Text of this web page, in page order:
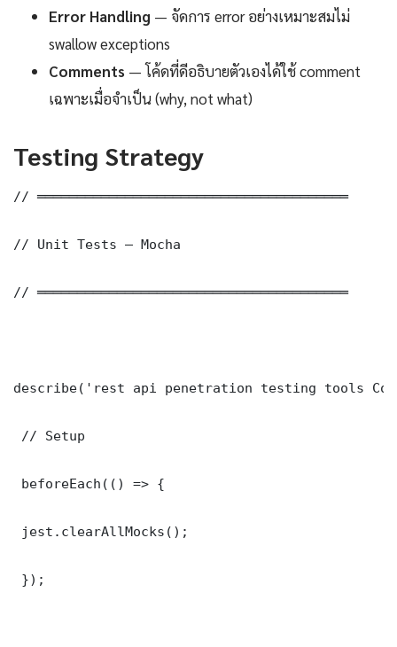
Error Handling — จัดการ error อย่างเหมาะสมไม่
swallow exceptions
Comments — โค้ดที่ดีอธิบายตัวเองได้ใช้ comment
เฉพาะเมื่อจำเป็น (why, not what)
Testing Strategy
// ═══════════════════════════════════════
// Unit Tests — Mocha
// ═══════════════════════════════════════
describe('rest api penetration testing tools
// Setup
beforeEach(() => {
jest.clearAllMocks();
});